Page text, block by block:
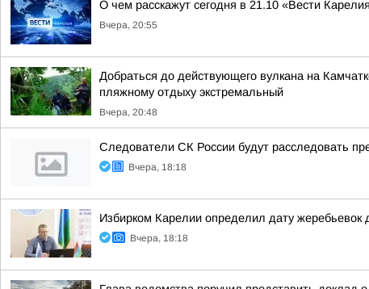
О чем расскажут сегодня в 21.10 «Вести
Вчера, 20:55
Добраться до действующего вулкана на
пляжному отдыху экстремальный
Вчера, 20:48
Следователи СК России будут расследовать
Вчера, 18:18
Избирком Карелии определил дату
Вчера, 18:18